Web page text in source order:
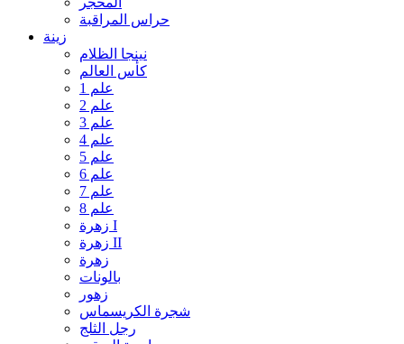
حراس المراقبة
زينة
نينجا الظلام
كأس العالم
علم 1
علم 2
علم 3
علم 4
علم 5
علم 6
علم 7
علم 8
زهرة I
زهرة II
زهرة
بالونات
زهور
شجرة الكريسماس
رجل الثلج